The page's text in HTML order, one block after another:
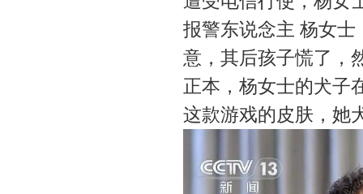
报警东说念主 杨女士
意，其后孩子慌了，
正本，杨女士的犬子
这款游戏的皮肤，她